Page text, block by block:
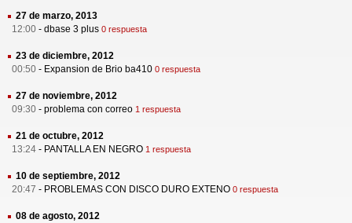
27 de marzo, 2013
12:00 - dbase 3 plus 0 respuesta
23 de diciembre, 2012
00:50 - Expansion de Brio ba410 0 respuesta
27 de noviembre, 2012
09:30 - problema con correo 1 respuesta
21 de octubre, 2012
13:24 - PANTALLA EN NEGRO 1 respuesta
10 de septiembre, 2012
20:47 - PROBLEMAS CON DISCO DURO EXTENO 0 respuesta
08 de agosto, 2012